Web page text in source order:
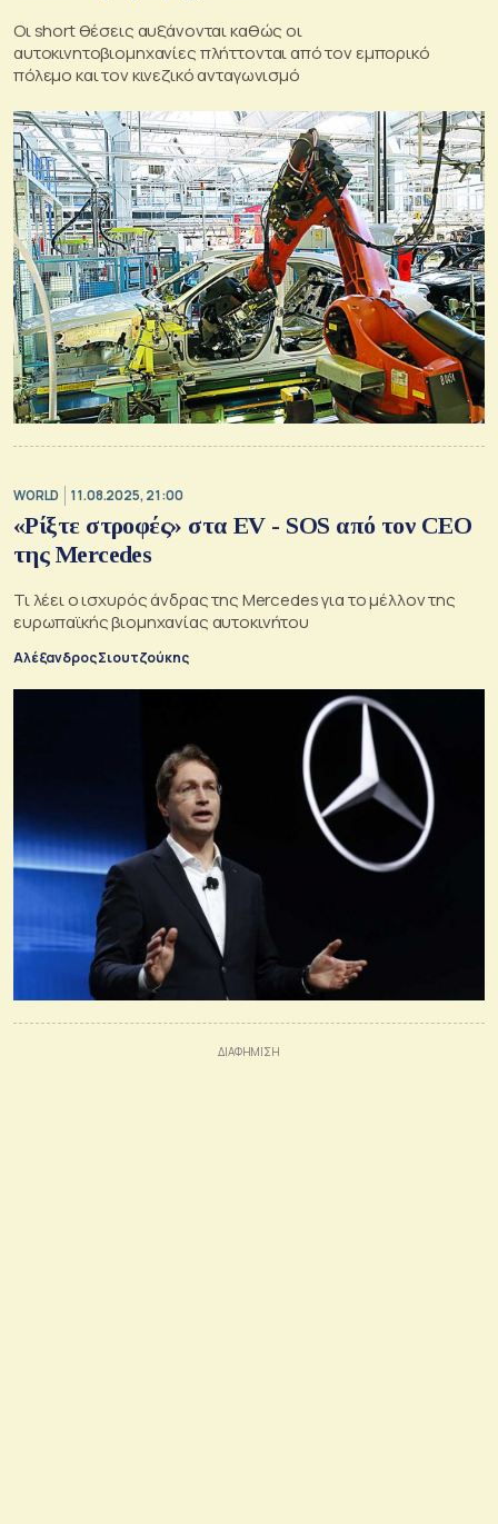
Οι short θέσεις αυξάνονται καθώς οι
αυτοκινητοβιομηχανίες πλήττονται από τον εμπορικό
πόλεμο και τον κινεζικό ανταγωνισμό
WORLD 11.08.2025, 21:00
«Ρίξτε στροφές» στα EV - SOS από τον CEO
της Mercedes
Τι λέει ο ισχυρός άνδρας της Mercedes για το μέλλον της
ευρωπαϊκής βιομηχανίας αυτοκινήτου
Αλέξανδρος Σιουτζούκης